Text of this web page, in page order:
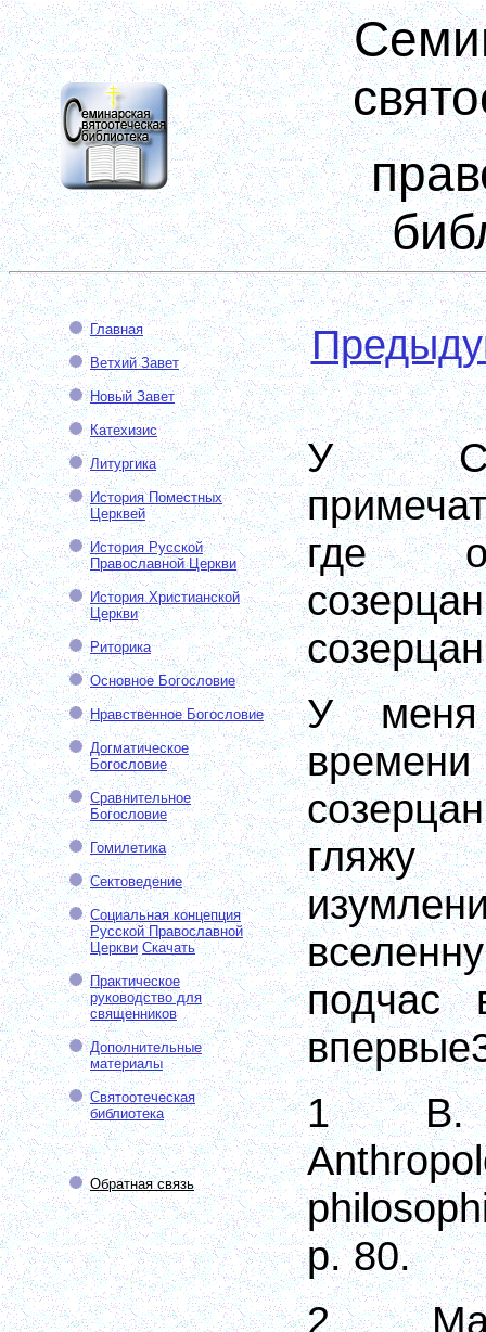
Главная
Ветхий Завет
Новый Завет
Катехизис
Литургика
История Поместных
Церквей
История Русской
Православной Церкви
История Христианской
Церкви
Риторика
Основное Богословие
Нравственное Богословие
Догматическое
Богословие
Сравнительное
Богословие
Гомилетика
Сектоведение
Социальная концепция
Русской Православной
Церкви Скачать
Практическое
руководство для
священников
Дополнительные
материалы
Святоотеческая
библиотека
Обратная связь
У
где
У меня
подчас
1В.
р. 80.
2